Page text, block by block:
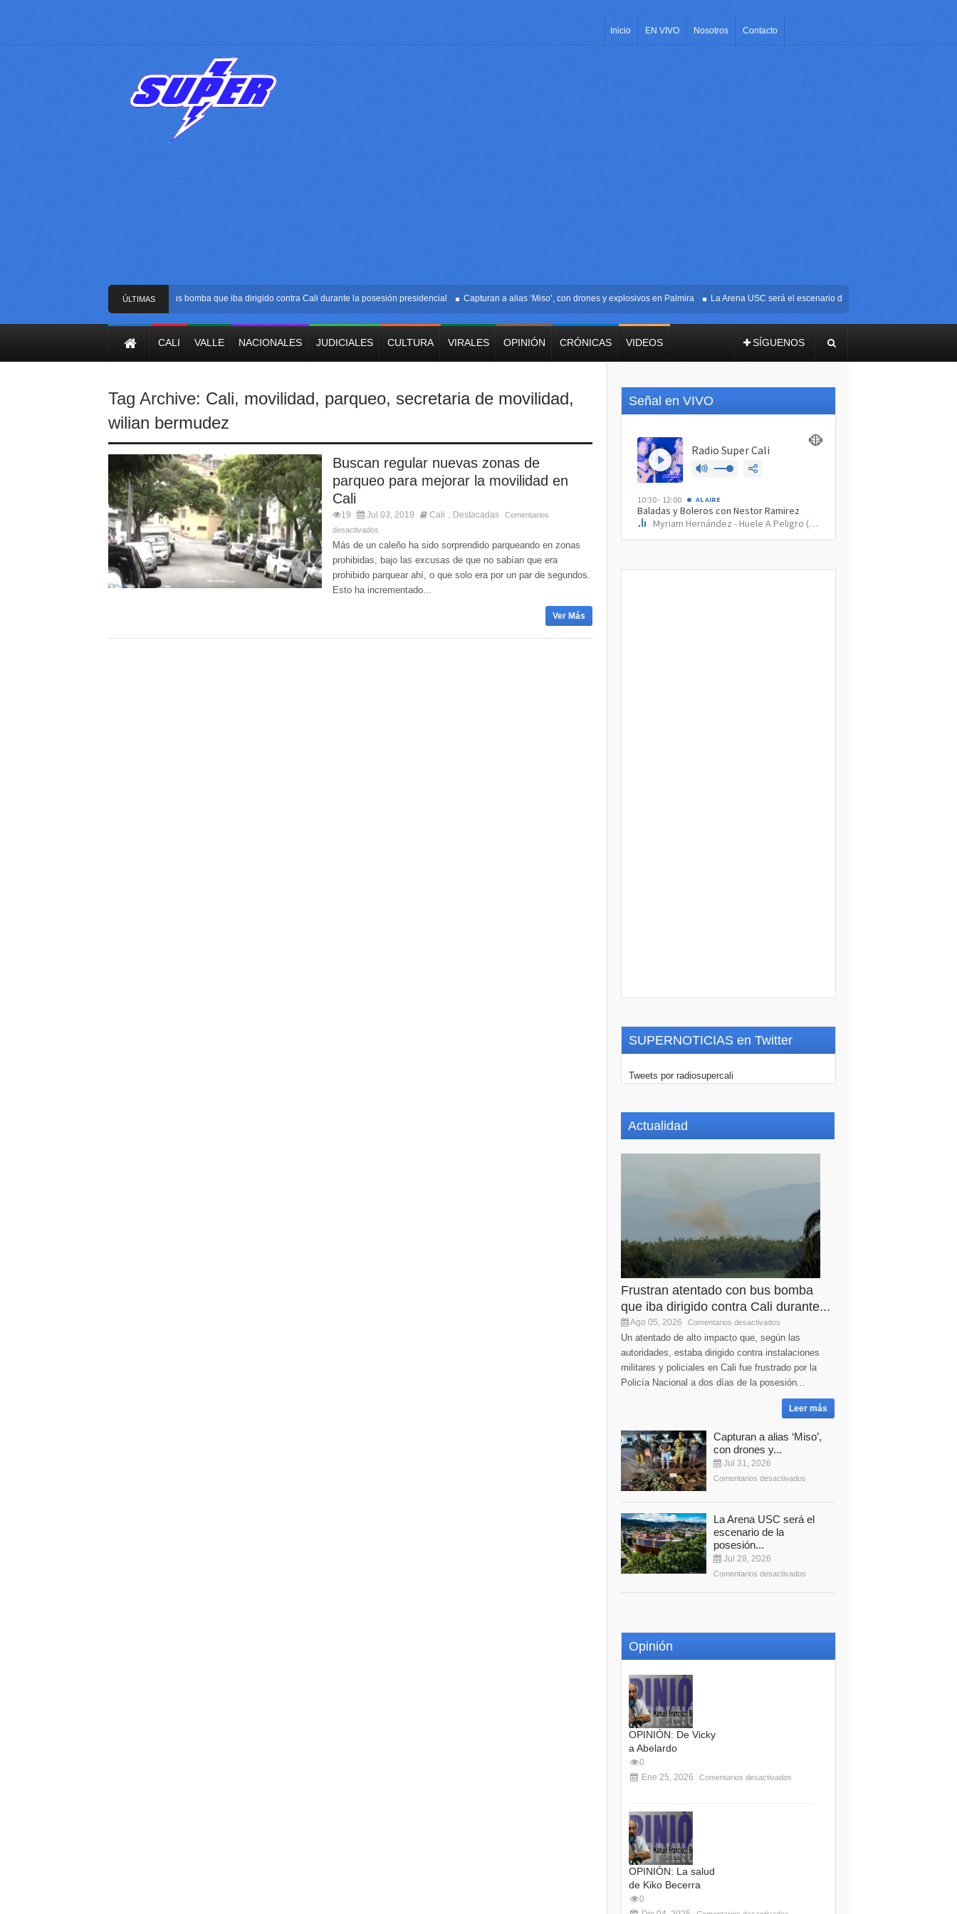
Inicio EN VIVO Nosotros Contacto
ÚLTIMAS
NOTICIAS
Frustran atentado con bus bomba que iba dirigido contra Cali durante la posesión presidencial Capturan a alias ‘Miso’, con drones y explosivos en Palmira La Arena USC será el escenario de la posesión presidencial de
CALI VALLE NACIONALES JUDICIALES CULTURA VIRALES OPINIÓN CRÓNICAS VIDEOS SÍGUENOS
Tag Archive: Cali, movilidad, parqueo, secretaria de movilidad,
wilian bermudez
Buscan regular nuevas zonas de
parqueo para mejorar la movilidad en
Cali
19 Jul 03, 2019 Cali Destacadas
Comentarios
desactivados
Más de un caleño ha sido sorprendido parqueando en zonas
prohibidas, bajo las excusas de que no sabían que era
prohibido parquear ahí, o que solo era por un par de segundos.
Esto ha incrementado...
Ver Más
Señal en VIVO
SUPERNOTICIAS en Twitter
Tweets por radiosupercali
Actualidad
Frustran atentado con bus bomba
que iba dirigido contra Cali durante...
Ago 05, 2026 Comentarios desactivados
Un atentado de alto impacto que, según las
autoridades, estaba dirigido contra instalaciones
militares y policiales en Cali fue frustrado por la
Policía Nacional a dos días de la posesión...
Leer más
Capturan a alias ‘Miso’,
con drones y...
Jul 31, 2026
Comentarios desactivados
La Arena USC será el
escenario de la
posesión...
Jul 28, 2026
Comentarios desactivados
Opinión
OPINIÓN: De Vicky
a Abelardo
0
Ene 25, 2026
Comentarios desactivados
OPINIÓN: La salud
de Kiko Becerra
0